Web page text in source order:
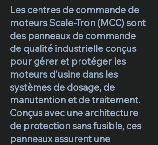
Les centres de commande de
moteurs Scale-Tron (MCC) sont
des panneaux de commande
de qualité industrielle conçus
pour gérer et protéger les
moteurs d'usine dans les
systèmes de dosage, de
manutention et de traitement.
Conçus avec une architecture
de protection sans fusible, ces
panneaux assurent une